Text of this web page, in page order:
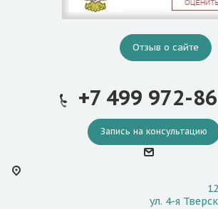
Отзыв о сайте
+7 499 972-
Запись на консультацию
ул. 4-я